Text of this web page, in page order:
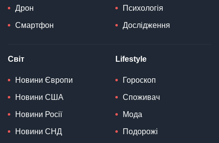
Дрон
Смартфон
Психологія
Дослідження
Світ
Новини Європи
Новини США
Новини Росії
Новини СНД
Lifestyle
Гороскоп
Споживач
Мода
Подорожі